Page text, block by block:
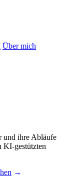
Über mich
und ihre Abläufe
KI-gestützten